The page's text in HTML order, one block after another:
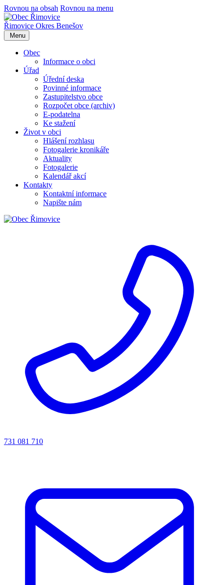
Rovnou na obsah Rovnou na menu
Řimovice Okres Benešov
Menu
Obec
Informace o obci
Úřad
Úřední deska
Povinné informace
Zastupitelstvo obce
Rozpočet obce (archiv)
E-podatelna
Ke stažení
Život v obci
Hlášení rozhlasu
Fotogalerie kronikáře
Aktuality
Fotogalerie
Kalendář akcí
Kontakty
Kontaktní informace
Napište nám
731 081 710